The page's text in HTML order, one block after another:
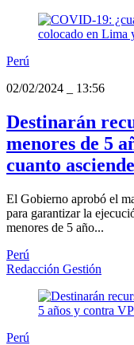
Perú
02/02/2024
13:56
Destinarán
menores de 5
cuanto
El Gobierno aprobó el
para garantizar la
menores de 5 año...
Perú
Redacción Gestión
Perú